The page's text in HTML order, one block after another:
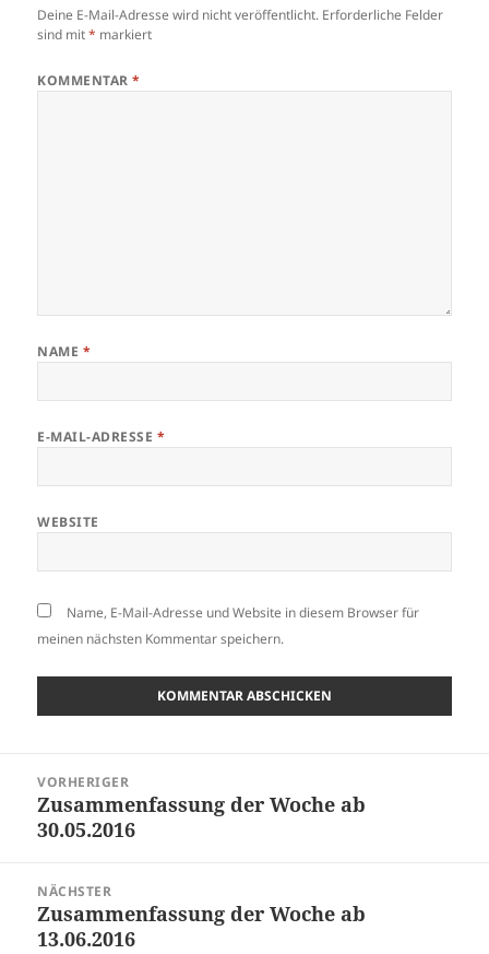
Deine E-Mail-Adresse wird nicht veröffentlicht. Erforderliche Felder
sind mit* markiert
KOMMENTAR*
NAME *
E-MAIL-ADRESSE *
WEBSITE
Name, E-Mail-Adresse und Website in diesem Browser für
meinen nächsten Kommentar speichern.
VORHERIGER
Vorheriger
Beitrag:
Zusammenfassung der Woche ab
30.05.2016
NÄCHSTER
Nächster
Beitrag:
Zusammenfassung der Woche ab
13.06.2016